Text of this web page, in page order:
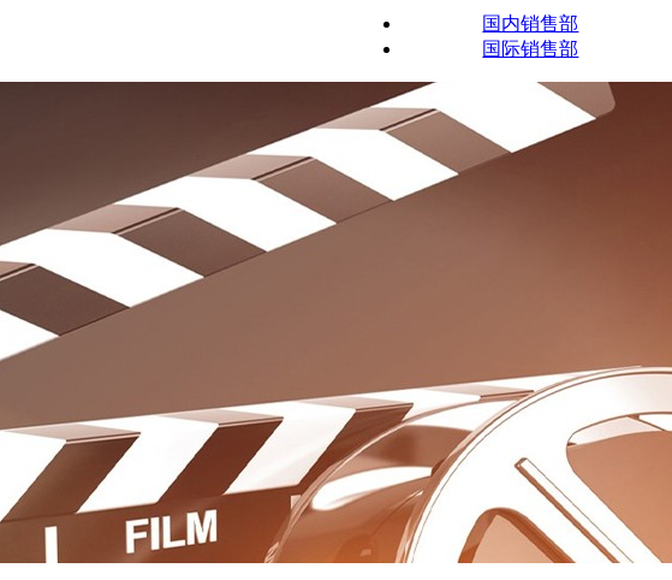
国内销售部
国际销售部